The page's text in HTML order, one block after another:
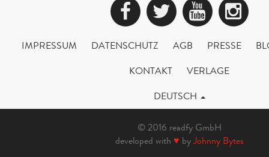
Facebook
Twitter
IMPRESSUM DATENSCHUTZ AGB PRESSE
KONTAKT
VERLAGE
DEUTSCH
© 2016 readfy GmbH
developed with ♥ byJohnny Bytes